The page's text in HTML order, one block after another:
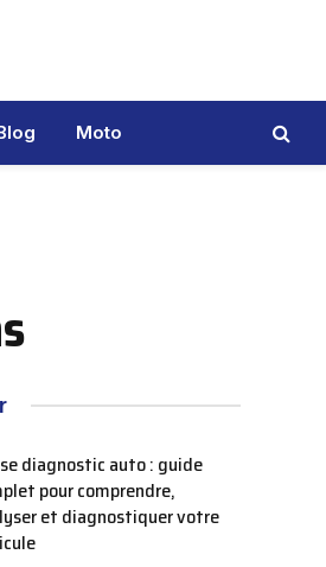
Moto
diagnostic auto : guide
pour comprendre,
et diagnostiquer votre